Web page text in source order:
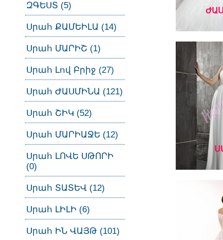
ԶԳԵՍՏ (5)
Սրահ ՔԱՄԵԻԼԱ (14)
Սրահ ՄԱՐԻՇ (1)
Սրահ Լով Բրիջ (27)
Սրահ ԺԱՍՄԻՆԱ (121)
Սրահ ՇԻԿ (52)
Սրահ ՄԱՐԻԱՋԵ (12)
Սրահ ԼՈՎԵ ՍԹՈՐԻ
(0)
Սրահ ՏԱՏԵՎ (12)
Սրահ ԼԻԼԻ (6)
Սրահ ԻՆ ՎԱՅԹ (101)